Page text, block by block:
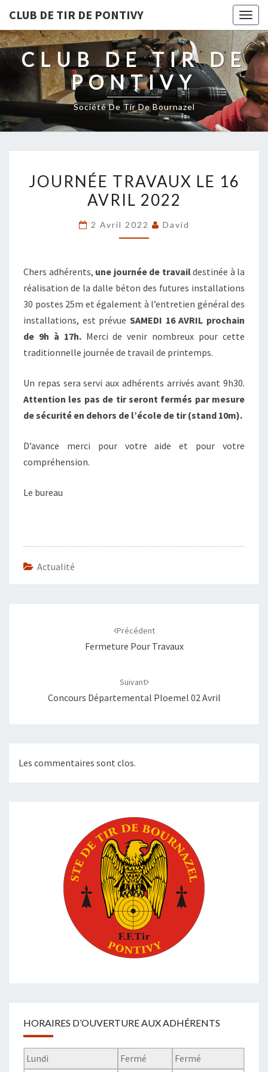
CLUB DE TIR DE PONTIVY
CLUB DE TIR DE
PONTIVY
Société De Tir De Bournazel
TRAVAUX
LE
AVRIL
JOURNÉE TRAVAUX LE 16
AVRIL 2022
2 Avril 2022 David
Chers adhérents, une journée de travaildestinée à la
réalisation de la dalle béton des futures installations
30 postes 25m et également à l’entretien général des
installations, est prévue SAMEDI 16 AVRIL prochain
de 9h à 17h.Merci de venir nombreux pour cette
traditionnelle journée de travail de printemps.
Un repas sera servi aux adhérents arrivés avant 9h30.
Attention les pas de tir seront fermés par mesure
de sécurité en dehors de l’école de tir (stand 10m).
D’avance merci pour votre aide et pour votre
compréhension.
Le bureau
Actualité
Précédent
Fermeture Pour Travaux
Suivant
Concours Départemental Ploemel 02 Avril
Les commentaires sont clos.
HORAIRES D’OUVERTURE AUX ADHÉRENTS
Lundi Fermé Fermé